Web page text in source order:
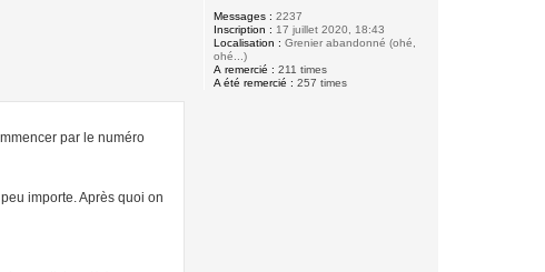
Messages : 2237
Inscription : 17 juillet 2020, 18:43
Localisation : Grenier abandonné (ohé,
ohé...)
A remercié : 211 times
A été remercié : 257 times
par le numéro
importe. Après quoi on